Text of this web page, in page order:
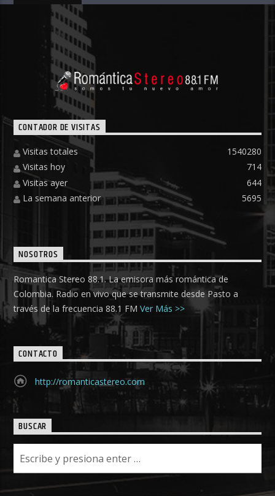
CONTADOR DE VISITAS
1540280
Visitas totales
714
Visitas hoy
644
Visitas ayer
5695
La semana anterior
NOSOTROS
Romantica Stereo 88.1. La emisora más romántica de
Colombia. Radio en vivo que se transmite desde Pasto a
través de la frecuencia 88.1 FMVer Más >>
CONTACTO
http://romanticastereo.com
BUSCAR